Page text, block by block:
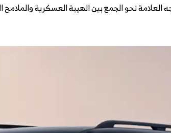
العلامة نحو الجمع بين الهيبة العسكرية والملامح